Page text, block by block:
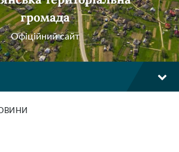
громада
Офіційний сайт